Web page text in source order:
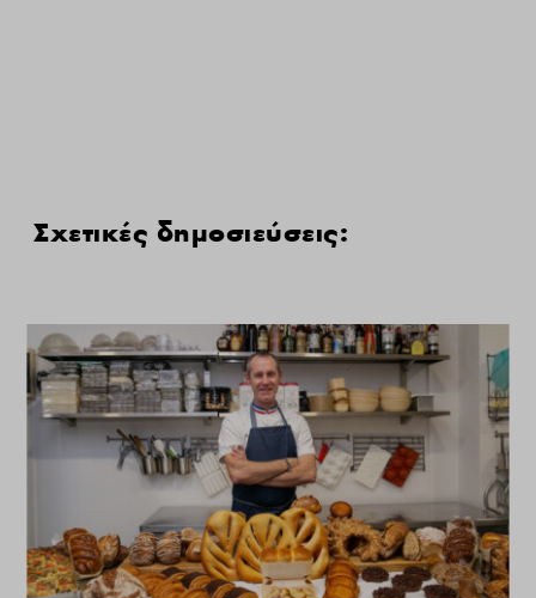
Σχετικές δημοσιεύσεις: